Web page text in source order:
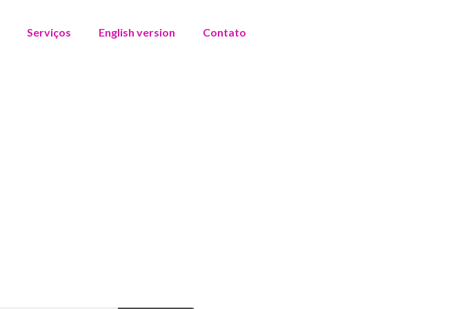
Serviços English version Contato